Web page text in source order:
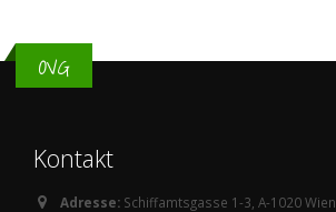
OVG
Kontakt
Adresse: Schiffamtsgasse 1-3, A-1020 Wien